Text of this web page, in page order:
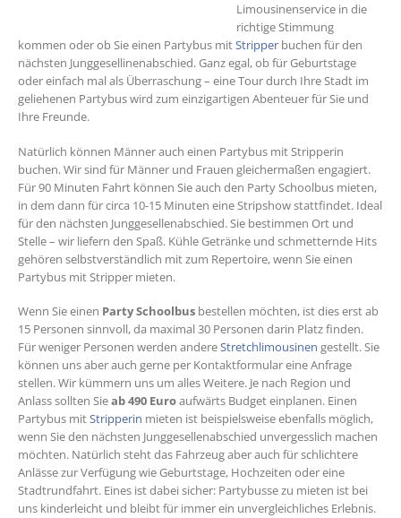
Limousinenservice in die
richtige Stimmung
kommen oder ob Sie einen Partybus mitStripper buchen für den
nächsten Junggesellinenabschied. Ganz egal, ob für Geburtstage
oder einfach mal als Überraschung – eine Tour durch Ihre Stadt im
geliehenen Partybus wird zum einzigartigen Abenteuer für Sie und
Ihre Freunde.
Natürlich können Männer auch einen Partybus mit Stripperin
buchen. Wir sind für Männer und Frauen gleichermaßen engagiert.
Für 90 Minuten Fahrt können Sie auch den Party Schoolbus mieten,
in dem dann für circa 10-15 Minuten eine Stripshow stattfindet. Ideal
für den nächsten Junggesellenabschied. Sie bestimmen Ort und
Stelle – wir liefern den Spaß. Kühle Getränke und schmetternde Hits
gehören selbstverständlich mit zum Repertoire, wenn Sie einen
Partybus mit Stripper mieten.
Wenn Sie einen Party Schoolbus bestellen möchten, ist dies erst ab
15 Personen sinnvoll, da maximal 30 Personen darin Platz finden.
Für weniger Personen werden andereStretchlimousinen gestellt. Sie
können uns aber auch gerne per Kontaktformular eine Anfrage
stellen. Wir kümmern uns um alles Weitere. Je nach Region und
Anlass sollten Sieab 490 Euroaufwärts Budget einplanen. Einen
Partybus mitStripperin mieten ist beispielsweise ebenfalls möglich,
wenn Sie den nächsten Junggesellenabschied unvergesslich machen
möchten. Natürlich steht das Fahrzeug aber auch für schlichtere
Anlässe zur Verfügung wie Geburtstage, Hochzeiten oder eine
Stadtrundfahrt. Eines ist dabei sicher: Partybusse zu mieten ist bei
uns kinderleicht und bleibt für immer ein unvergleichliches Erlebnis.